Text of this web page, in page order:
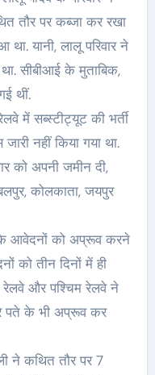
तौर पर कब्जा कर रखा
यानी, लालू परिवार ने
सीबीआई के मुताबिक,
थीं.
में सब्स्टीट्यूट की भर्ती
नहीं किया गया था.
को अपनी जमीन दी,
कोलकाता, जयपुर
के आवेदनों को अप्रूव करने
को तीन दिनों में ही
रेलवे और पश्चिम रेलवे ने
पते के भी अप्रूव कर
ने कथित तौर पर 7